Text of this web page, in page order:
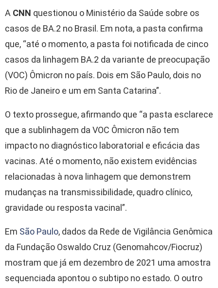
A CNN questionou o Ministério da Saúde sobre os
casos de BA.2 no Brasil. Em nota, a pasta confirma
que, “até o momento, a pasta foi notificada de cinco
casos da linhagem BA.2 da variante de preocupação
(VOC) Ômicron no país. Dois em São Paulo, dois no
Rio de Janeiro e um em Santa Catarina”.
O texto prossegue, afirmando que “a pasta esclarece
que a sublinhagem da VOC Ômicron não tem
impacto no diagnóstico laboratorial e eficácia das
vacinas. Até o momento, não existem evidências
relacionadas à nova linhagem que demonstrem
mudanças na transmissibilidade, quadro clínico,
gravidade ou resposta vacinal”.
Em São Paulo, dados da Rede de Vigilância Genômica
da Fundação Oswaldo Cruz (Genomahcov/Fiocruz)
mostram que já em dezembro de 2021 uma amostra
sequenciada apontou o subtipo no estado. O outro